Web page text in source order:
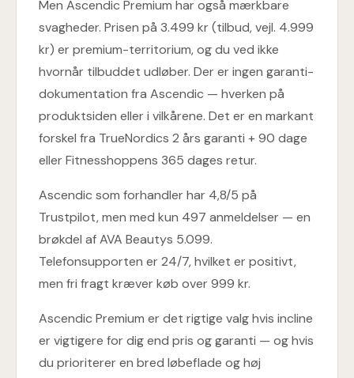
Men Ascendic Premium har også mærkbare
svagheder. Prisen på 3.499 kr (tilbud, vejl. 4.999
kr) er premium-territorium, og du ved ikke
hvornår tilbuddet udløber. Der er ingen garanti-
dokumentation fra Ascendic — hverken på
produktsiden eller i vilkårene. Det er en markant
forskel fra TrueNordics 2 års garanti + 90 dage
eller Fitnesshoppens 365 dages retur.
Ascendic som forhandler har 4,8/5 på
Trustpilot, men med kun 497 anmeldelser — en
brøkdel af AVA Beautys 5.099.
Telefonsupporten er 24/7, hvilket er positivt,
men fri fragt kræver køb over 999 kr.
Ascendic Premium er det rigtige valg hvis incline
er vigtigere for dig end pris og garanti — og hvis
du prioriterer en bred løbeflade og høj